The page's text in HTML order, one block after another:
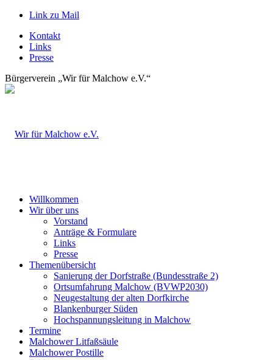
Link zu Mail
Kontakt
Links
Presse
Bürgerverein „Wir für Malchow e.V.“
Willkommen
Wir über uns
Vorstand
Anträge & Formulare
Links
Presse
Themenübersicht
Sanierung der Dorfstraße (Bundesstraße 2)
Ortsumfahrung Malchow (BVWP2030)
Neugestaltung der alten Dorfkirche
Blankenburger Süden
Hochspannungsleitung in Malchow
Termine
Malchower Litfaßsäule
Malchower Postille